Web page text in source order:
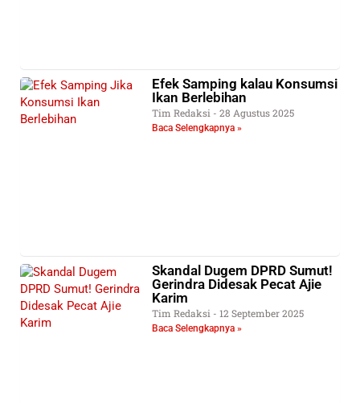
Efek Samping kalau Konsumsi
Ikan Berlebihan
Tim Redaksi 28 Agustus 2025
Baca Selengkapnya »
Skandal Dugem DPRD Sumut!
Gerindra Didesak Pecat Ajie
Karim
Tim Redaksi 12 September 2025
Baca Selengkapnya »